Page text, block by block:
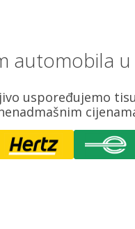
automobila u
uspoređujemo